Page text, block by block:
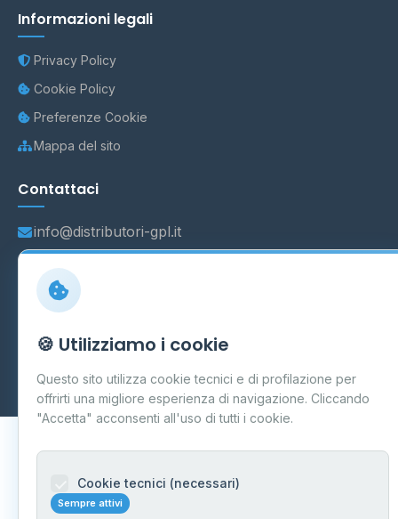
Informazioni legali
Privacy Policy
Cookie Policy
Preferenze Cookie
Mappa del sito
Contattaci
info@distributori-gpl.it
Carpi P.IVA 03859300364
Dati forniti da Ministero delle Imprese e del Made in Italy
Aggiornamento quotidiano
🍪 Utilizziamo i cookie
Questo sito utilizza cookie tecnici e di profilazione per
offrirti una migliore esperienza di navigazione. Cliccando
"Accetta" acconsenti all'uso di tutti i cookie.
Cookie tecnici (necessari)
Sempre attivi